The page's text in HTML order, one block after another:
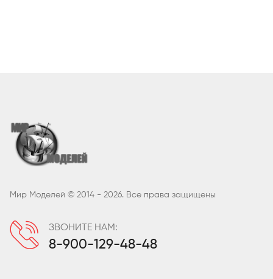
Мир Моделей © 2014 - 2026. Все права защищены
ЗВОНИТЕ НАМ:
8-900-129-48-48